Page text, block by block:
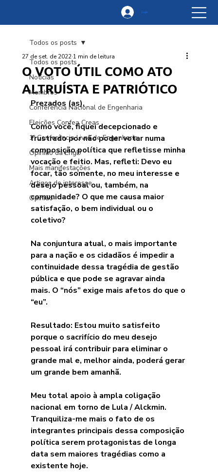
Login
Todos os posts
Notícias
Membros
Conferência Nacional de Engenharia
Eleições Confea Creas
1ª Conferência Livre de Engenharia
Opinião da EngD
Mais manifestações
Artigos de interesse
Opinião
Todos os posts
O VOTO ÚTIL COMO ATO
ALTRUÍSTA E PATRIÓTICO
27 de set. de 2022 1 min de leitura
Prezados (as),
Como você, fiquei decepcionado e
frustrado por não poder votar numa
composição política que refletisse minha
vocação e feitio. Mas, refleti: Devo eu
focar, tão somente, no meu interesse e
desejo pessoal ou, também, na
comunidade? O que me causa maior
satisfação, o bem individual ou o
coletivo?
Na conjuntura atual, o mais importante
para a nação e os cidadãos é impedir a
continuidade dessa tragédia de gestão
pública e que pode se agravar ainda
mais. O “nós” exige mais afetos do que o
“eu”.
Resultado: Estou muito satisfeito
porque o sacrifício do meu desejo
pessoal irá contribuir para eliminar o
grande mal e, melhor ainda, poderá gerar
um grande bem amanhã.
Meu total apoio à ampla coligação
nacional em torno de Lula / Alckmin.
Tranquiliza-me mais o fato de os
integrantes principais dessa composição
política serem protagonistas de longa
data sem maiores tragédias como a
existente hoje.